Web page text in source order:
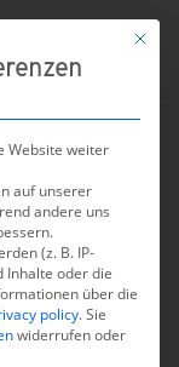
Mit
Website weiter
auf unserer
andere uns
(z. B. IP-
Inhalte oder die
über die
policy.Sie
widerrufen oder